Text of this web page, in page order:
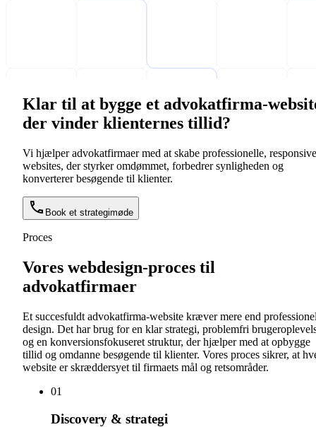
Klar til at bygge et advokatfirma-
der vinder klienternes tillid?
Vi hjælper advokatfirmaer med at skabe professionelle, responsive
websites, der styrker omdømmet, forbedrer synligheden og
konverterer besøgende til klienter.
Book et strategimøde
Proces
Vores webdesign-proces til
advokatfirmaer
Et succesfuldt advokatfirma-website kræver mere end
design. Det har brug for en klar strategi, problemfri
og en konversionsfokuseret struktur, der hjælper med at opbygge
tillid og omdanne besøgende til klienter. Vores proces sikrer, at
website er skræddersyet til firmaets mål og retsområder.
01
Discovery & strategi